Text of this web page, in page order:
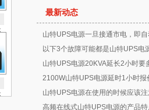
最新动态
山特UPS电源一旦接通市电，即
以下3个故障可能都是山特UPS电
山特UPS电源20KVA延长2小时要
2100W山特UPS电源延时1小时报
山特UPS电源在使用的时候应该
高频在线式山特UPS电源的产品